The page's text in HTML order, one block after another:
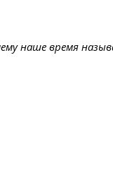
наше время